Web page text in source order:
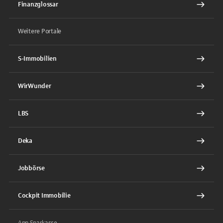
Finanzglossar
Weitere Portale
S-Immobilien
WirWunder
LBS
Deka
Jobbörse
Cockpit Immobilie